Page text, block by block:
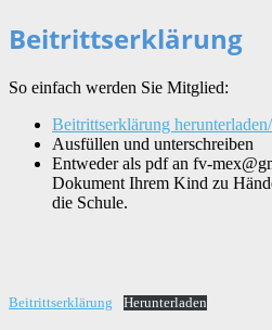
Beitrittserklärung
So einfach werden Sie Mitglied:
Beitrittserklärung
Ausfüllen und unterschreiben
Entweder als pdf an fv-
Dokument Ihrem Kind zu
die Schule.
Beitrittserklärung Herunterladen